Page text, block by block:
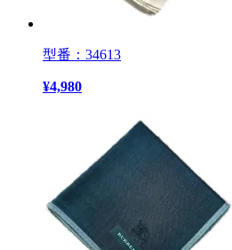
型番：34613
¥4,980